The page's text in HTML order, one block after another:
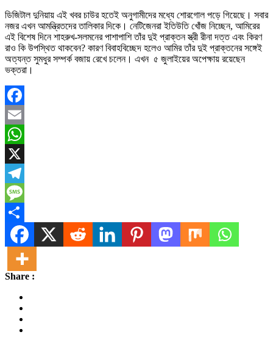
ডিজিটাল দুনিয়ায় এই খবর চাউর হতেই অনুগামীদের মধ্যে শোরগোল পড়ে গিয়েছে। সবার
নজর এখন আমন্ত্রিতদের তালিকার দিকে। নেটিজেনরা ইতিউতি খোঁজ নিচ্ছেন, আমিরের
এই বিশেষ দিনে শাহরুখ-সলমনের পাশাপাশি তাঁর দুই প্রাক্তন স্ত্রী রীনা দত্ত এবং কিরণ
রাও কি উপস্থিত থাকবেন? কারণ বিবাহবিচ্ছেদ হলেও আমির তাঁর দুই প্রাক্তনের সঙ্গেই
অত্যন্ত সুমধুর সম্পর্ক বজায় রেখে চলেন। এখন ৫ জুলাইয়ের অপেক্ষায় রয়েছেন
ভক্তরা।
Facebook
Email
WhatsApp
X
Telegram
Message
Share
Share :